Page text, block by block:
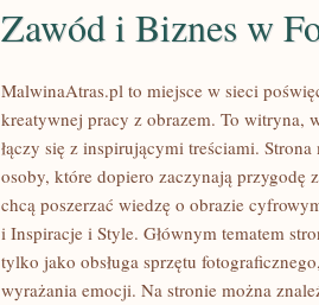
Zawód i Biznes w
MalwinaAtras.pl to miejsce w sieci
kreatywnej pracy z obrazem. To witryna,
łączy się z inspirującymi treściami.
osoby, które dopiero zaczynają przygodę
chcą poszerzać wiedzę o obrazie
i Inspiracje i Style. Głównym tematem
tylko jako obsługa sprzętu
wyrażania emocji. Na stronie można